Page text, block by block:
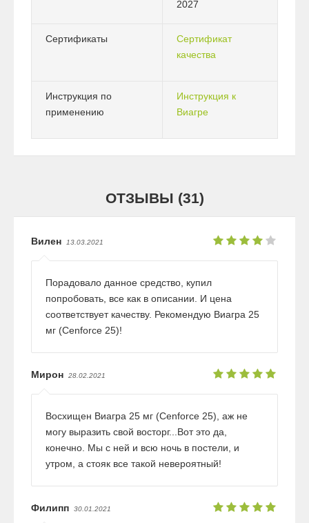
2027
Сертификаты
Сертификат
качества
Инструкция по
применению
Инструкция к
Виагре
ОТЗЫВЫ (31)
Вилен 13.03.2021
Порадовало данное средство, купил
попробовать, все как в описании. И цена
соответствует качеству. Рекомендую Виагра 25
мг (Cenforce 25)!
Мирон 28.02.2021
Восхищен Виагра 25 мг (Cenforce 25), аж не
могу выразить свой восторг...Вот это да,
конечно. Мы с ней и всю ночь в постели, и
утром, а стояк все такой невероятный!
Филипп 30.01.2021